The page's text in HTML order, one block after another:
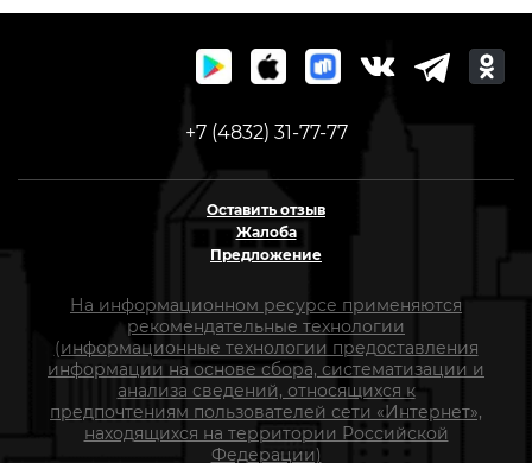
+7 (4832) 31-77-77
Оставить отзыв
Жалоба
Предложение
На информационном ресурсе применяются
рекомендательные технологии
(информационные технологии предоставления
информации на основе сбора, систематизации и
анализа сведений, относящихся к
предпочтениям пользователей сети «Интернет»,
находящихся на территории Российской
Федерации)